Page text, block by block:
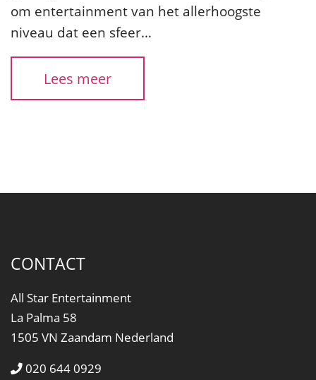
om entertainment van het allerhoogste
niveau dat een sfeer…
Lees meer
CONTACT
All Star Entertainment
La Palma 58
1505 VN Zaandam Nederland
020 644 0929